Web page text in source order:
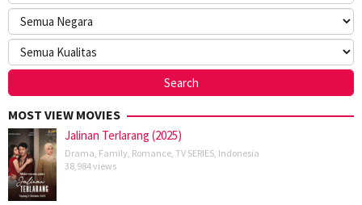
MOST VIEW MOVIES
Jalinan Terlarang (2025)
Drama Family Romance TV SERIES Indonesia
38,984 views